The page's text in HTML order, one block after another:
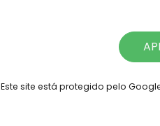
Este site está protegido pelo Google